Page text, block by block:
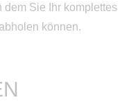
dem Sie Ihr komplettes
können.